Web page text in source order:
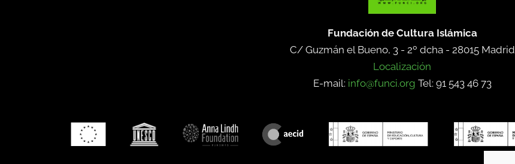
Fundación de Cultura Islámica
C/ Guzmán el Bueno, 3 - 2º dcha - 28015 Madrid
Localización
E-mail: info@funci.org Tel: 91 543 46 73